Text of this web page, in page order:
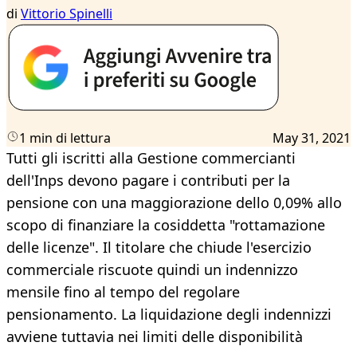
di Vittorio Spinelli
1 min di lettura May 31, 2021
Tutti gli iscritti alla Gestione commercianti
dell'Inps devono pagare i contributi per la
pensione con una maggiorazione dello 0,09% allo
scopo di finanziare la cosiddetta "rottamazione
delle licenze". Il titolare che chiude l'esercizio
commerciale riscuote quindi un indennizzo
mensile fino al tempo del regolare
pensionamento. La liquidazione degli indennizzi
avviene tuttavia nei limiti delle disponibilità